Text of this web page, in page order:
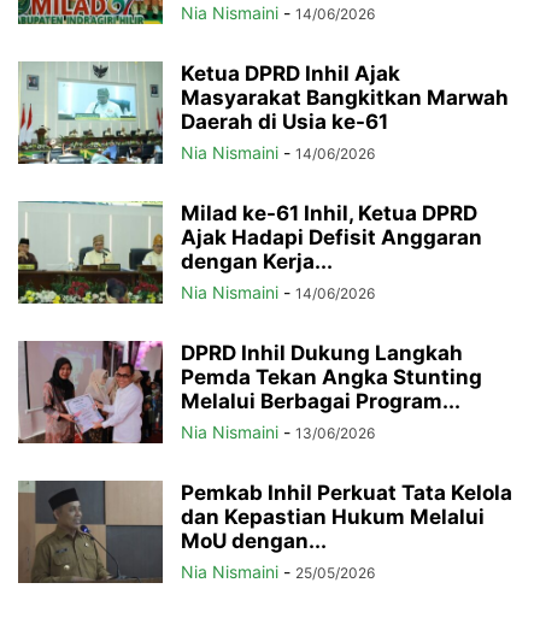
Nia Nismaini - 14/06/2026
Ketua DPRD Inhil Ajak
Masyarakat Bangkitkan Marwah
Daerah di Usia ke-61
Nia Nismaini - 14/06/2026
Milad ke-61 Inhil, Ketua DPRD
Ajak Hadapi Defisit Anggaran
dengan Kerja...
Nia Nismaini - 14/06/2026
DPRD Inhil Dukung Langkah
Pemda Tekan Angka Stunting
Melalui Berbagai Program...
Nia Nismaini - 13/06/2026
Pemkab Inhil Perkuat Tata Kelola
dan Kepastian Hukum Melalui
MoU dengan...
Nia Nismaini - 25/05/2026